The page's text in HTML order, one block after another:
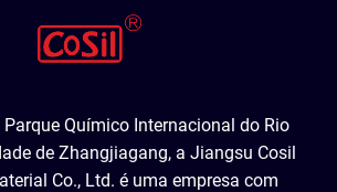
Químico Internacional do Rio
de Zhangjiagang, a Jiangsu Cosil
Co., Ltd. é uma empresa com